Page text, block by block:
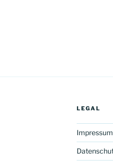
LEGAL
Impressum